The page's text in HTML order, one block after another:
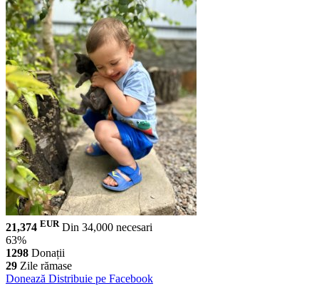
21,374 EUR Din 34,000 necesari
63%
1298 Donații
29 Zile rămase
Donează Distribuie pe Facebook